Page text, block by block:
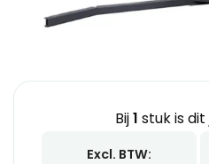
Bij1 stuk is dit
Excl. BTW: